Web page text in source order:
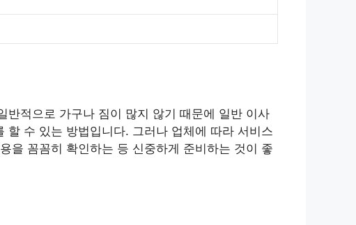
적으로 가구나 짐이 많지 않기 때문에 일반 이사
수 있는 방법입니다. 그러나 업체에 따라 서비스
을 꼼꼼히 확인하는 등 신중하게 준비하는 것이 좋